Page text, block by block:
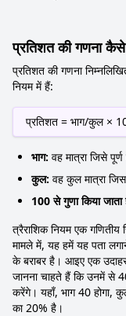
प्रतिशत की गणना
प्रतिशत की गणना
नियम में हैं:
प्रतिशत = भाग/कुल ×
भाग: वह मात्रा जिसे
कुल: वह कुल मात्रा
100 से गुणा किया जाता
त्रैराशिक नियम एक
मामले में, यह हमें यह पता
के बराबर है। आइए एक
जानना चाहते हैं कि उनमें से
करेंगे। यहाँ, भाग 40 होगा,
का 20% है।